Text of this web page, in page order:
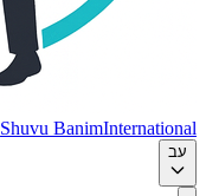
Shuvu BanimInternational
עב